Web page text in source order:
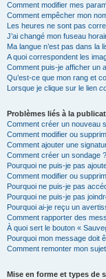
Comment modifier mes
Comment empêcher mon
Les heures ne sont pas
J’ai changé mon fuseau
Ma langue n’est pas dans la
A quoi correspondent les
Comment puis-je afficher un
Qu’est-ce que mon rang et
Lorsque je clique sur le lien
Problèmes liés à la
Comment créer un nouveau
Comment modifier ou
Comment ajouter une
Comment créer un sondage ?
Pourquoi ne puis-je pas
Comment modifier ou
Pourquoi ne puis-je pas
Pourquoi ne puis-je pas
Pourquoi ai-je reçu un
Comment rapporter des
À quoi sert le bouton «
Pourquoi mon message doit
Comment remonter mon
Mise en forme et types de